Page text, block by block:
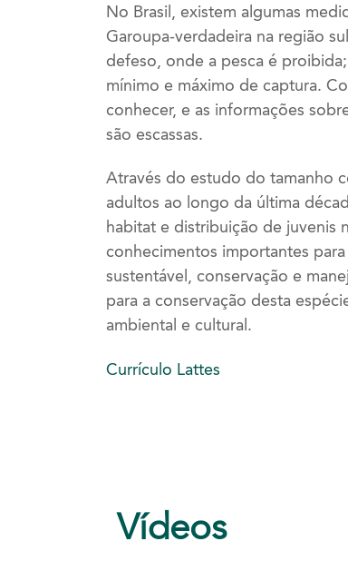
No Brasil, existem algumas
Garoupa-verdadeira na região
defeso, onde a pesca é
mínimo e máximo de captura.
conhecer, e as informações
são escassas.
Através do estudo do tamanho
adultos ao longo da última
habitat e distribuição de juvenis
conhecimentos importantes
sustentável, conservação e
para a conservação desta
ambiental e cultural.
Currículo Lattes
Vídeos